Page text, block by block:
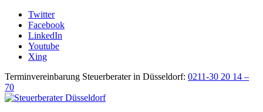
Twitter
Facebook
LinkedIn
Youtube
Xing
Terminvereinbarung Steuerberater in Düsseldorf: 0211-30 20 14 –
70